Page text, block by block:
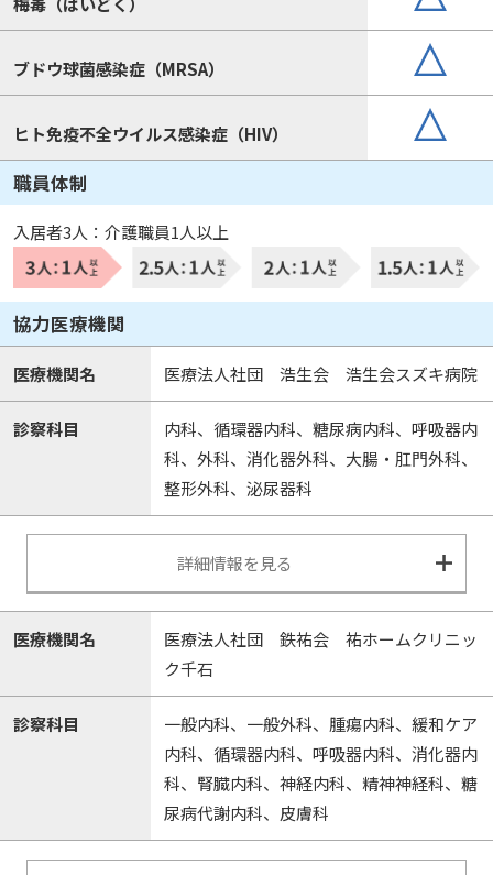
ブドウ球菌感染症（MRSA）
ヒト免疫不全ウイルス感染症（HIV）
職員体制
入居者3人：介護職員1人以上
協力医療機関
医療機関名 医療法人社団 浩生会 浩生会スズキ病院
診察科目
内科、循環器内科、糖尿病内科、呼吸器内
科、外科、消化器外科、大腸・肛門外科、
整形外科、泌尿器科
詳細情報を見る
医療機関名
医療法人社団 鉄祐会 祐ホームクリニッ
ク千石
診察科目
一般内科、一般外科、腫瘍内科、緩和ケア
内科、循環器内科、呼吸器内科、消化器内
科、腎臓内科、神経内科、精神神経科、糖
尿病代謝内科、皮膚科